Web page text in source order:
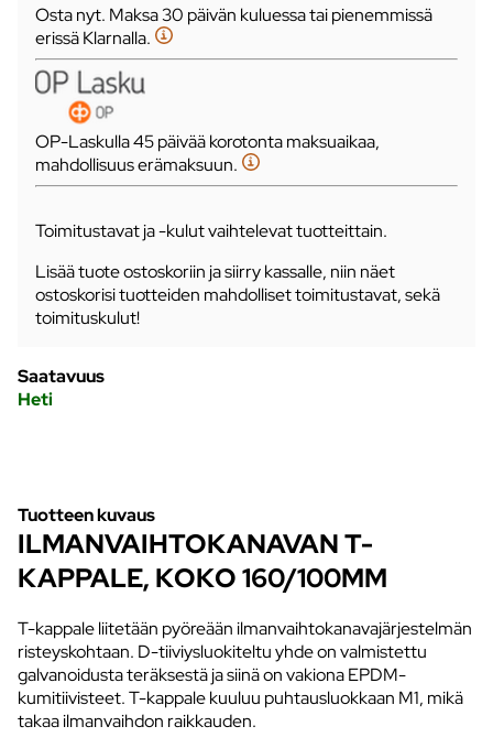
Osta nyt. Maksa 30 päivän kuluessa tai pienemmissä
erissä Klarnalla.
OP-Laskulla 45 päivää korotonta maksuaikaa,
mahdollisuus erämaksuun.
Toimitustavat ja -kulut vaihtelevat tuotteittain.
Lisää tuote ostoskoriin ja siirry kassalle, niin näet
ostoskorisi tuotteiden mahdolliset toimitustavat, sekä
toimituskulut!
Saatavuus
Heti
Tuotteen kuvaus
ILMANVAIHTOKANAVAN T-
KAPPALE, KOKO 160/100MM
T-kappale liitetään pyöreään ilmanvaihtokanavajärjestelmän
risteyskohtaan. D-tiiviysluokiteltu yhde on valmistettu
galvanoidusta teräksestä ja siinä on vakiona EPDM-
kumitiivisteet. T-kappale kuuluu puhtausluokkaan M1, mikä
takaa ilmanvaihdon raikkauden.